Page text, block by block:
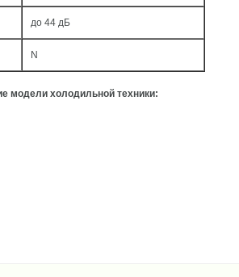
до 44 дБ
N
модели холодильной техники: